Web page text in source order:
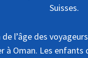
Suisses.
l’âge des
à Oman. Les